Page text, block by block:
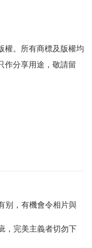
權。所有商標及版權均
作分享用途，敬請留
，有機會令相片與
完美主義者切勿下